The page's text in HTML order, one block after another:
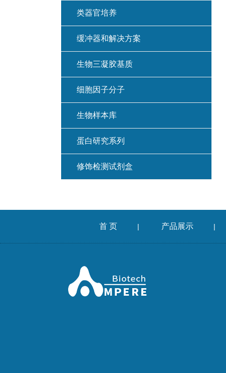
类器官培养
缓冲器和解决方案
生物三凝胶基质
细胞因子分子
生物样本库
蛋白研究系列
修饰检测试剂盒
首 页 | 产品展示 |